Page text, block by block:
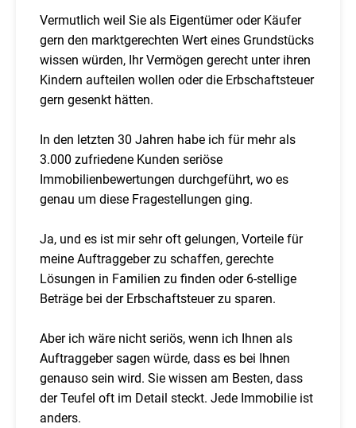
Vermutlich weil Sie als Eigentümer oder Käufer
gern den marktgerechten Wert eines Grundstücks
wissen würden, Ihr Vermögen gerecht unter ihren
Kindern aufteilen wollen oder die Erbschaftsteuer
gern gesenkt hätten.
In den letzten 30 Jahren habe ich für mehr als
3.000 zufriedene Kunden seriöse
Immobilienbewertungen durchgeführt, wo es
genau um diese Fragestellungen ging.
Ja, und es ist mir sehr oft gelungen, Vorteile für
meine Auftraggeber zu schaffen, gerechte
Lösungen in Familien zu finden oder 6-stellige
Beträge bei der Erbschaftsteuer zu sparen.
Aber ich wäre nicht seriös, wenn ich Ihnen als
Auftraggeber sagen würde, dass es bei Ihnen
genauso sein wird. Sie wissen am Besten, dass
der Teufel oft im Detail steckt. Jede Immobilie ist
anders.